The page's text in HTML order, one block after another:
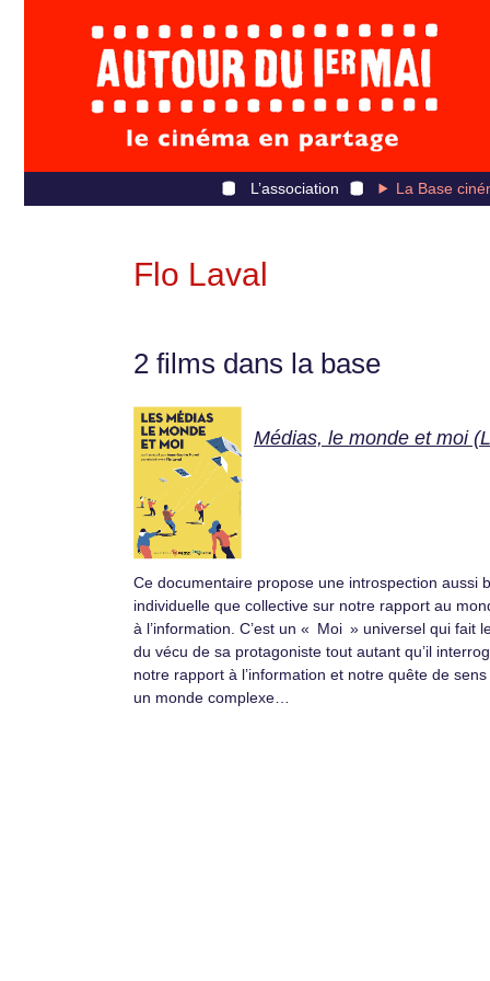
L’association La Base
Flo Laval
2 films dans la base
Médias, le monde et moi
Ce documentaire propose une introspection aussi
individuelle que collective sur notre rapport au
à l’information. C’est un « Moi » universel qui fait
du vécu de sa protagoniste tout autant qu’il
notre rapport à l’information et notre quête de
un monde complexe…